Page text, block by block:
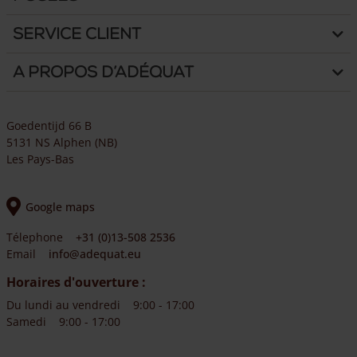
Service client
A propos d’Adéquat
Goedentijd 66 B
5131 NS Alphen (NB)
Les Pays-Bas
Google maps
Télephone
+31 (0)13-508 2536
Email
info@adequat.eu
Horaires d'ouverture :
Du lundi au vendredi
9:00 - 17:00
Samedi
9:00 - 17:00